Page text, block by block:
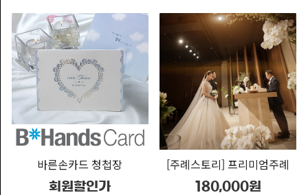
사
진
촬
영/DVD
주
례/
사
회/
바른손카드 청첩장
회원할인가
[주례스토리] 프리미엄주례
180,000원